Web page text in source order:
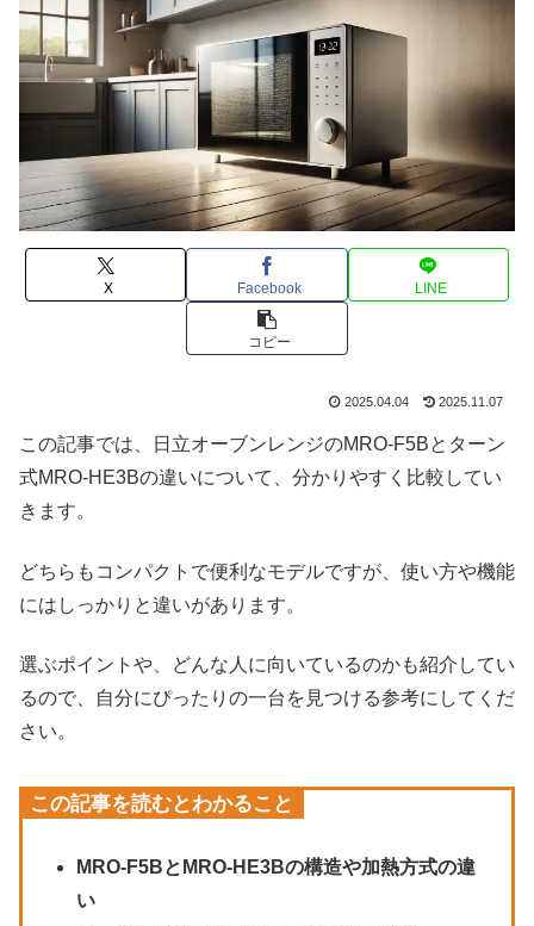
X Facebook LINE
コピー
2025.04.04 2025.11.07
この記事では、日立オーブンレンジのMRO-F5Bとターン
式MRO-HE3Bの違いについて、分かりやすく比較してい
きます。
どちらもコンパクトで便利なモデルですが、使い方や機能
にはしっかりと違いがあります。
選ぶポイントや、どんな人に向いているのかも紹介してい
るので、自分にぴったりの一台を見つける参考にしてくだ
さい。
この記事を読むとわかること
MRO-F5BとMRO-HE3Bの構造や加熱方式の違
い